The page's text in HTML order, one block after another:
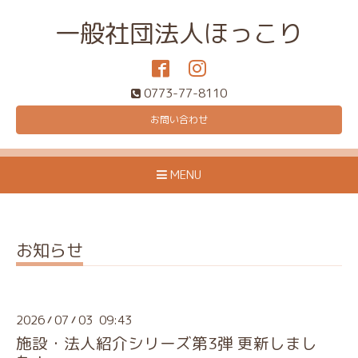
一般社団法人ほっこり
0773-77-8110
お問い合わせ
MENU
お知らせ
2026/07 /03 09:43
施設・法人紹介シリーズ第3弾 更新しまし